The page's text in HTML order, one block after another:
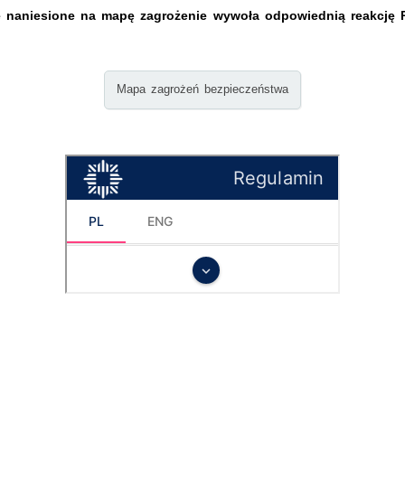
naniesione na mapę zagrożenie wywoła odpowiednią reakcję
Mapa zagrożeń bezpieczeństwa